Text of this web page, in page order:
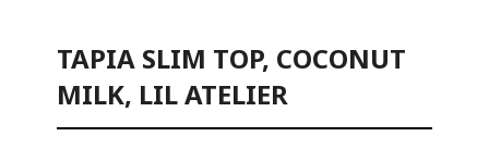
TAPIA SLIM TOP, COCONUT
MILK, LIL ATELIER